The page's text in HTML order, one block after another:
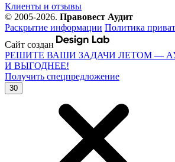
Клиенты и отзывы
© 2005-2026. Правовест Аудит
Раскрытие информации Политика
Сайт создан
РЕШИТЕ ВАШИ ЗАДАЧИ ЛЕТОМ —
И ВЫГОДНЕЕ!
Получить спецпредложение
30